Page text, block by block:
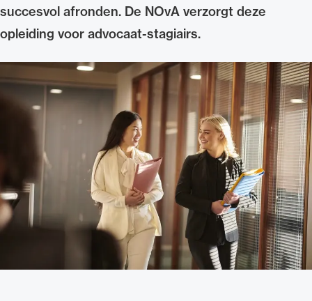
succesvol afronden. De NOvA verzorgt deze
opleiding voor advocaat-stagiairs.
Uitgelicht
Alle wet- en regelgeving voor de advocatuur.
Van de Advocatenwet tot de Verordening op